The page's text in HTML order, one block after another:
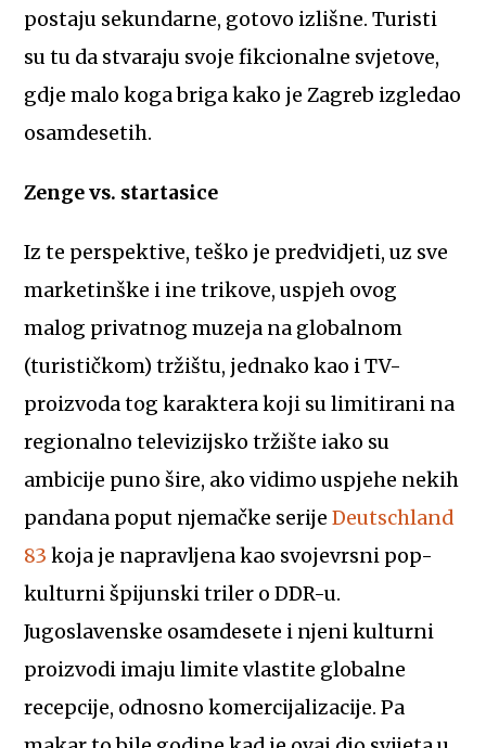
postaju sekundarne, gotovo izlišne. Turisti
su tu da stvaraju svoje fikcionalne svjetove,
gdje malo koga briga kako je Zagreb izgledao
osamdesetih.
Zenge vs. startasice
Iz te perspektive, teško je predvidjeti, uz sve
marketinške i ine trikove, uspjeh ovog
malog privatnog muzeja na globalnom
(turističkom) tržištu, jednako kao i TV-
proizvoda tog karaktera koji su limitirani na
regionalno televizijsko tržište iako su
ambicije puno šire, ako vidimo uspjehe nekih
pandana poput njemačke serijeDeutschland
83 koja je napravljena kao svojevrsni pop-
kulturni špijunski triler o DDR-u.
Jugoslavenske osamdesete i njeni kulturni
proizvodi imaju limite vlastite globalne
recepcije, odnosno komercijalizacije. Pa